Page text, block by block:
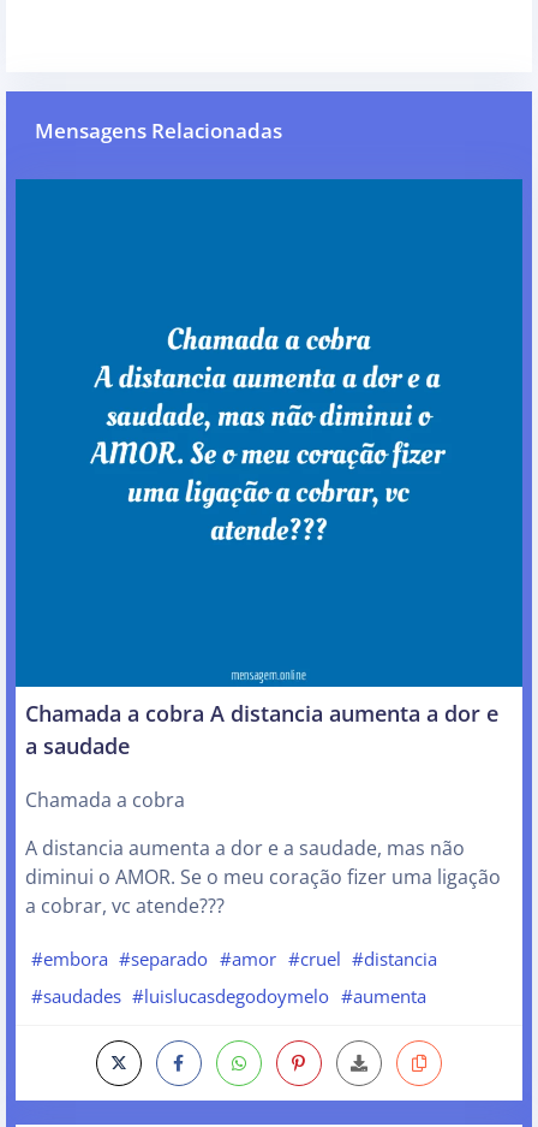
Mensagens Relacionadas
Chamada a cobra A distancia aumenta a dor e
a saudade
Chamada a cobra
A distancia aumenta a dor e a saudade, mas não
diminui o AMOR. Se o meu coração fizer uma ligação
a cobrar, vc atende???
#embora #separado #amor #cruel #distancia
#saudades #luislucasdegodoymelo #aumenta